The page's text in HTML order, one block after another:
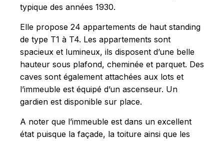
typique des années 1930.
Elle propose 24 appartements de haut standing
de type T1 à T4. Les appartements sont
spacieux et lumineux, ils disposent d’une belle
hauteur sous plafond, cheminée et parquet. Des
caves sont également attachées aux lots et
l’immeuble est équipé d’un ascenseur. Un
gardien est disponible sur place.
A noter que l’immeuble est dans un excellent
état puisque la façade, la toiture ainsi que les